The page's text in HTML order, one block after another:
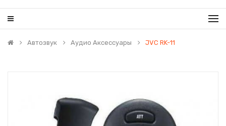
Автозвук Аудио Аксессуары JVC RK-11